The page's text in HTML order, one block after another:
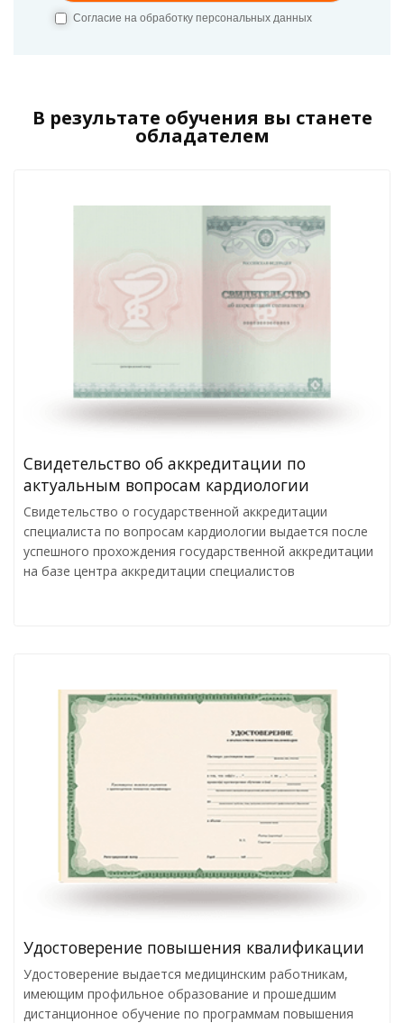
В результате обучения вы станете
обладателем
Cвидетельство об аккредитации по
актуальным вопросам кардиологии
Свидетельство о государственной аккредитации
специалиста по вопросам кардиологии выдается после
успешного прохождения государственной аккредитации
на базе центра аккредитации специалистов
Удостоверение повышения квалификации
Удостоверение выдается медицинским работникам,
имеющим профильное образование и прошедшим
дистанционное обучение по программам повышения